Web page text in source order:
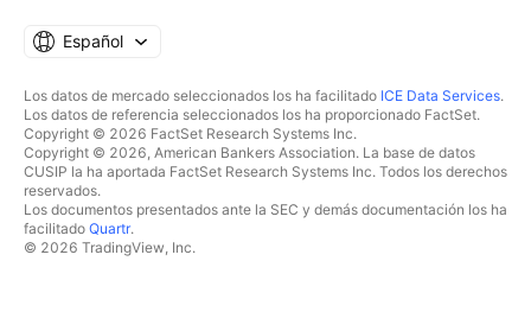
Español
Los datos de mercado seleccionados los ha facilitado ICE Data Services.
Los datos de referencia seleccionados los ha proporcionado FactSet.
Copyright © 2026 FactSet Research Systems Inc.
Copyright © 2026, American Bankers Association. La base de datos
CUSIP la ha aportada FactSet Research Systems Inc. Todos los derechos
reservados.
Los documentos presentados ante la SEC y demás documentación los ha
facilitado Quartr.
© 2026 TradingView, Inc.